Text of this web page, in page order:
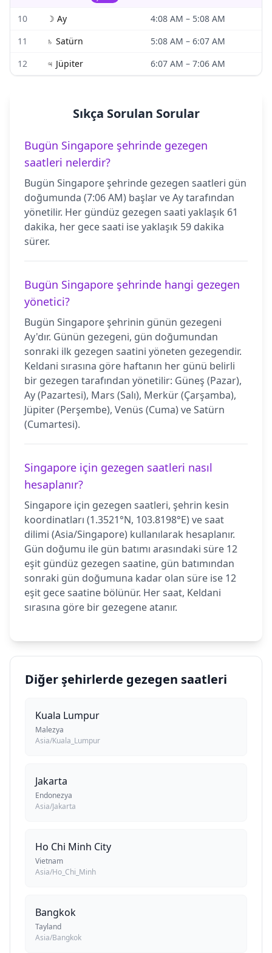
10
☽ Ay 4:08 AM – 5:08 AM
11
♄ Satürn 5:08 AM – 6:07 AM
12
♃ Jüpiter 6:07 AM – 7:06 AM
Sıkça Sorulan Sorular
Bugün Singapore şehrinde gezegen
saatleri nelerdir?
Bugün Singapore şehrinde gezegen saatleri gün
doğumunda (7:06 AM) başlar ve Ay tarafından
yönetilir. Her gündüz gezegen saati yaklaşık 61
dakika, her gece saati ise yaklaşık 59 dakika
sürer.
Bugün Singapore şehrinde hangi gezegen
yönetici?
Bugün Singapore şehrinin günün gezegeni
Ay'dır. Günün gezegeni, gün doğumundan
sonraki ilk gezegen saatini yöneten gezegendir.
Keldani sırasına göre haftanın her günü belirli
bir gezegen tarafından yönetilir: Güneş (Pazar),
Ay (Pazartesi), Mars (Salı), Merkür (Çarşamba),
Jüpiter (Perşembe), Venüs (Cuma) ve Satürn
(Cumartesi).
Singapore için gezegen saatleri nasıl
hesaplanır?
Singapore için gezegen saatleri, şehrin kesin
koordinatları (1.3521°N, 103.8198°E) ve saat
dilimi (Asia/Singapore) kullanılarak hesaplanır.
Gün doğumu ile gün batımı arasındaki süre 12
eşit gündüz gezegen saatine, gün batımından
sonraki gün doğumuna kadar olan süre ise 12
eşit gece saatine bölünür. Her saat, Keldani
sırasına göre bir gezegene atanır.
Diğer şehirlerde gezegen saatleri
Kuala Lumpur
Malezya
Asia/Kuala_Lumpur
Jakarta
Endonezya
Asia/Jakarta
Ho Chi Minh City
Vietnam
Asia/Ho_Chi_Minh
Bangkok
Tayland
Asia/Bangkok